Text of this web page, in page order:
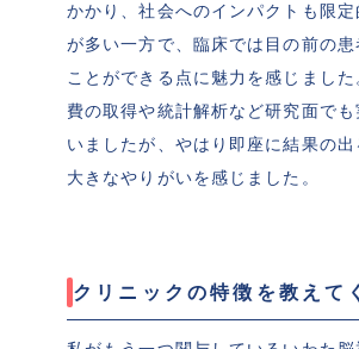
かかり、社会へのインパクトも限定
が多い一方で、臨床では目の前の患
ことができる点に魅力を感じまし
費の取得や統計解析など研究面で
いましたが、やはり即座に結果の出
大きなやりがいを感じました。
クリニックの特徴を教えて